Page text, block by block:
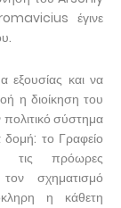
έγινε
και να
η διοίκηση του
πολιτικό σύστημα
δομή: το Γραφείο
τις πρόωρες
σχηματισμό
η κάθετη